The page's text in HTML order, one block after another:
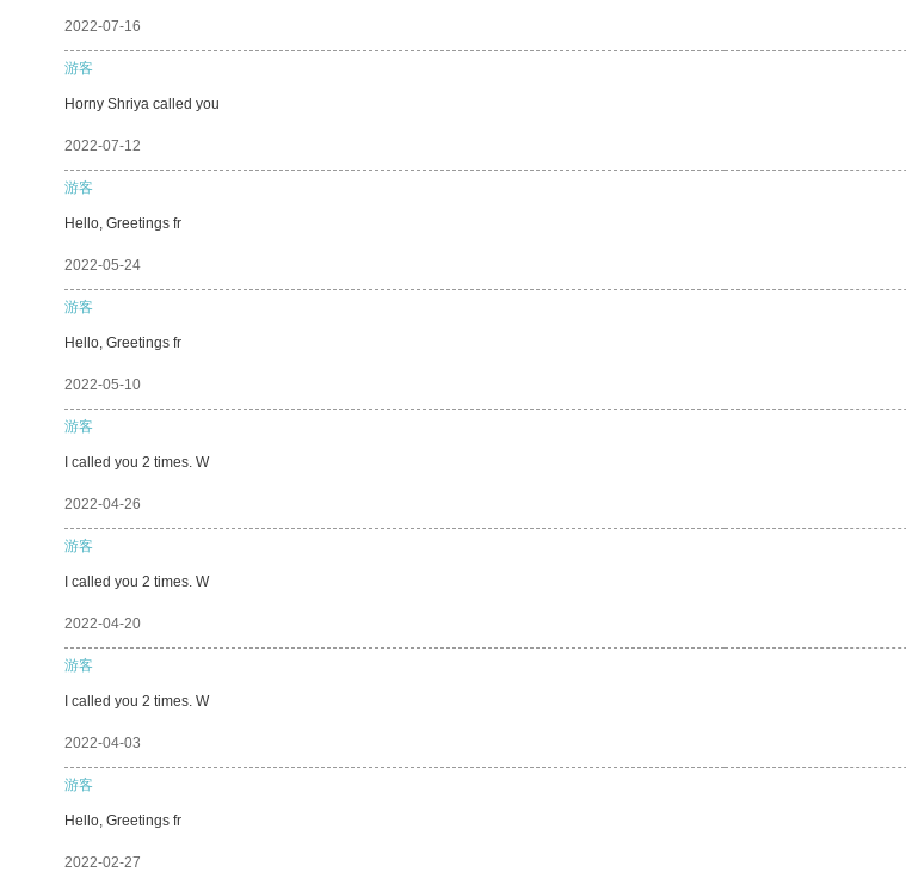
2022-07-16
游客
Horny Shriya called you
2022-07-12
游客
Hello, Greetings fr
2022-05-24
游客
Hello, Greetings fr
2022-05-10
游客
I called you 2 times. W
2022-04-26
游客
I called you 2 times. W
2022-04-20
游客
I called you 2 times. W
2022-04-03
游客
Hello, Greetings fr
2022-02-27